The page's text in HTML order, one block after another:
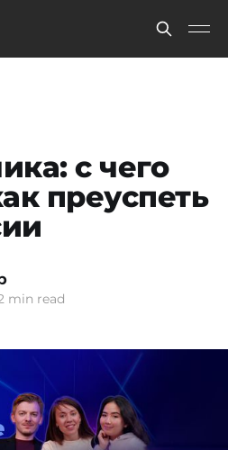
с чего
преуспеть
min read